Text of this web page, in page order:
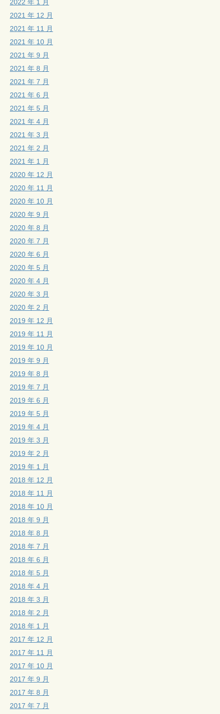
2022 年 1 月
2021 年 12 月
2021 年 11 月
2021 年 10 月
2021 年 9 月
2021 年 8 月
2021 年 7 月
2021 年 6 月
2021 年 5 月
2021 年 4 月
2021 年 3 月
2021 年 2 月
2021 年 1 月
2020 年 12 月
2020 年 11 月
2020 年 10 月
2020 年 9 月
2020 年 8 月
2020 年 7 月
2020 年 6 月
2020 年 5 月
2020 年 4 月
2020 年 3 月
2020 年 2 月
2019 年 12 月
2019 年 11 月
2019 年 10 月
2019 年 9 月
2019 年 8 月
2019 年 7 月
2019 年 6 月
2019 年 5 月
2019 年 4 月
2019 年 3 月
2019 年 2 月
2019 年 1 月
2018 年 12 月
2018 年 11 月
2018 年 10 月
2018 年 9 月
2018 年 8 月
2018 年 7 月
2018 年 6 月
2018 年 5 月
2018 年 4 月
2018 年 3 月
2018 年 2 月
2018 年 1 月
2017 年 12 月
2017 年 11 月
2017 年 10 月
2017 年 9 月
2017 年 8 月
2017 年 7 月